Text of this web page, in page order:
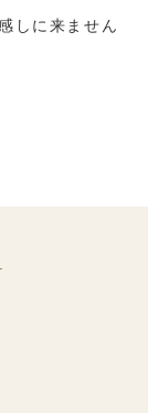
しに来ません